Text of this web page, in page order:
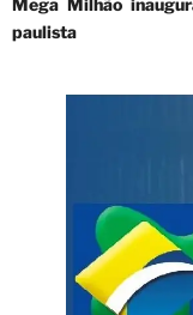
Mega Milhão
paulista